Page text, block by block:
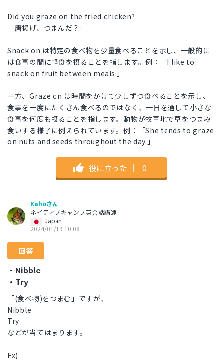
Did you graze on the fried chicken?
「唐揚げ、つまんだ？」
Snack on は特定の食べ物を少量食べることを示し、一般的に
は食事の間に軽食を摂ることを指します。例：「I like to
snack on fruit between meals.」
一方、Graze on は時間をかけて少しずつ食べることを示し、
食事を一度にたくさん食べるのではなく、一日を通して小さな
食事を何度も摂ることを指します。動物が牧草地で草をつまみ
食いする様子に例えられています。例：「She tends to graze
on nuts and seeds throughout the day.」
役に立った ｜ 0
Kahoさん
ネイティブキャンプ英会話講師
Japan
2024/01/19 10:08
回答
・Nibble
・Try
「(食べ物)をつまむ」ですが、
Nibble
Try
などが当てはまります。
Ex)